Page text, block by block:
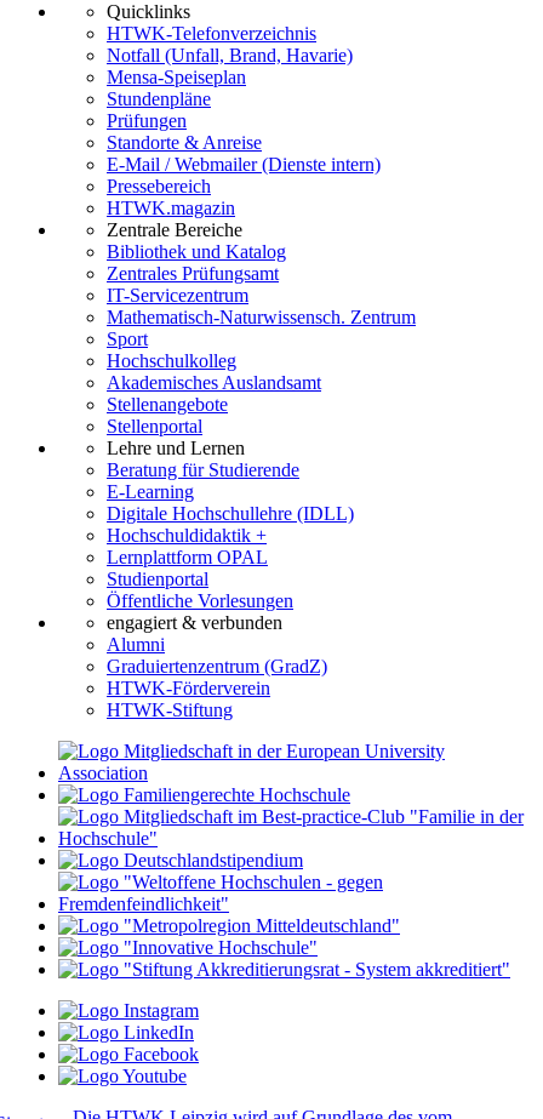
Quicklinks
HTWK-Telefonverzeichnis
Notfall (Unfall, Brand, Havarie)
Mensa-Speiseplan
Stundenpläne
Prüfungen
Standorte & Anreise
E-Mail / Webmailer (Dienste intern)
Pressebereich
HTWK.magazin
Zentrale Bereiche
Bibliothek und Katalog
Zentrales Prüfungsamt
IT-Servicezentrum
Mathematisch-Naturwissensch. Zentrum
Sport
Hochschulkolleg
Akademisches Auslandsamt
Stellenangebote
Stellenportal
Lehre und Lernen
Beratung für Studierende
E-Learning
Digitale Hochschullehre (IDLL)
Hochschuldidaktik +
Lernplattform OPAL
Studienportal
Öffentliche Vorlesungen
engagiert & verbunden
Alumni
Graduiertenzentrum (GradZ)
HTWK-Förderverein
HTWK-Stiftung